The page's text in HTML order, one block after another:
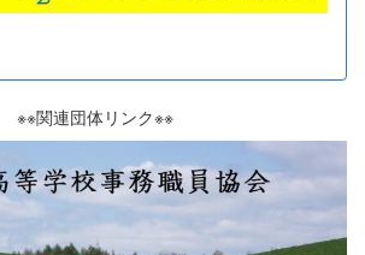
※※関連団体リンク※※